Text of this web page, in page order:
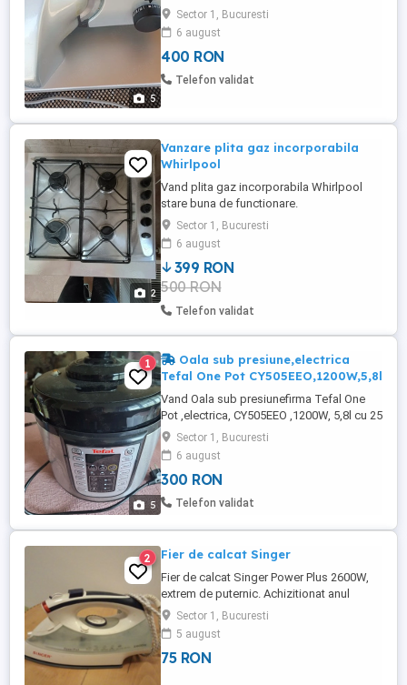
5
Sector 1, Bucuresti
6 august
400 RON
Telefon validat
2
Vanzare plita gaz incorporabila
Whirlpool
Vand plita gaz incorporabila Whirlpool
stare buna de functionare.
Sector 1, Bucuresti
6 august
399 RON
500 RON
Telefon validat
5
1
Oala sub presiune,electrica
Tefal One Pot CY505EEO,1200W,5,8l
Vand Oala sub presiunefirma Tefal One
Pot ,electrica, CY505EEO ,1200W, 5,8l cu 25
programe,functie pastrare cald
temperatura ,timp ajustabil . Stare: noua
fara eticheta ( a fost testata o singura
data imediat dupa achizitie) Produsul este
intr-o stare impecabila. Rog seriozitate.
Sector 1, Bucuresti
6 august
300 RON
Telefon validat
2 Fier de calcat Singer
Fier de calcat Singer Power Plus 2600W,
extrem de puternic. Achizitionat anul
trecut, insa folosit de 2-3 ori. Pret nou
undeva la 200 - 250 lei.
Sector 1, Bucuresti
5 august
75 RON